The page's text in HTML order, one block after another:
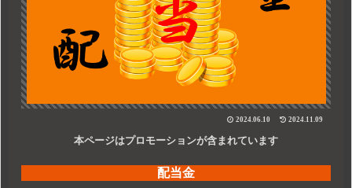
2024.06.10 2024.11.09
本ページはプロモーションが含まれています
配当金